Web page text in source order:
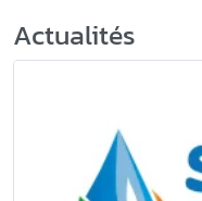
Actualités